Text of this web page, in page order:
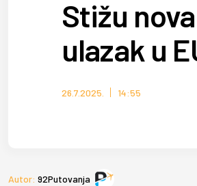
Stižu
ulazak u
26.7.2025. 14:55
Autor: 92Putovanja